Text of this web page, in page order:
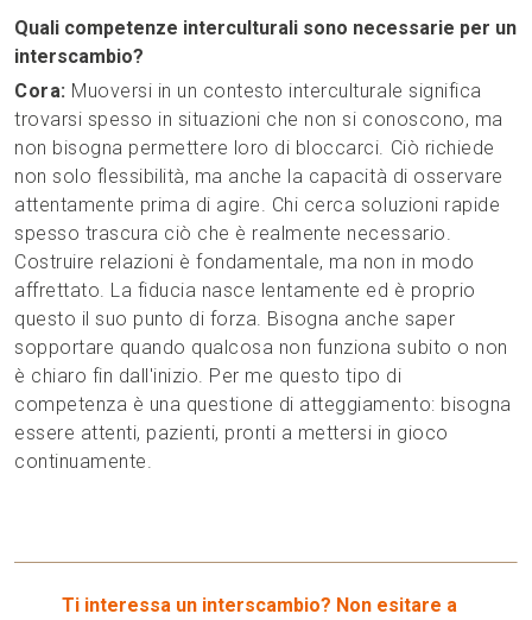
Quali competenze interculturali sono necessarie per un
interscambio?
Cora: Muoversi in un contesto interculturale significa
trovarsi spesso in situazioni che non si conoscono, ma
non bisogna permettere loro di bloccarci. Ciò richiede
non solo flessibilità, ma anche la capacità di osservare
attentamente prima di agire. Chi cerca soluzioni rapide
spesso trascura ciò che è realmente necessario.
Costruire relazioni è fondamentale, ma non in modo
affrettato. La fiducia nasce lentamente ed è proprio
questo il suo punto di forza. Bisogna anche saper
sopportare quando qualcosa non funziona subito o non
è chiaro fin dall'inizio. Per me questo tipo di
competenza è una questione di atteggiamento: bisogna
essere attenti, pazienti, pronti a mettersi in gioco
continuamente.
Ti interessa un interscambio? Non esitare a